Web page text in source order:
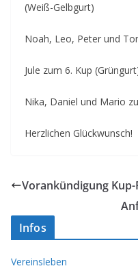
(Weiß-Gelbgurt)
Noah, Leo, Peter und
Jule zum 6. Kup
Nika, Daniel und Mario
Herzlichen Glückwunsch!
Vorankündigung
Infos
Vereinsleben